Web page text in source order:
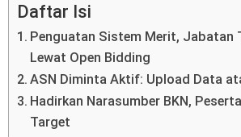
Daftar Isi
Penguatan Sistem Merit, Jabatan
Lewat Open Bidding
ASN Diminta Aktif: Upload Data
Hadirkan Narasumber BKN,
Target